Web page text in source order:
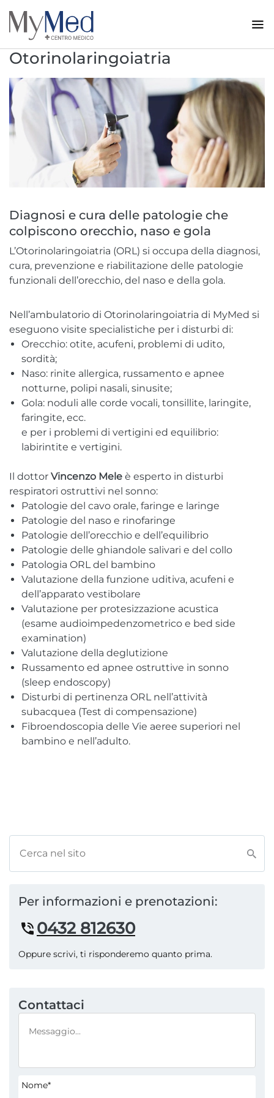
Otorinolaringoiatria
Diagnosi e cura delle patologie che
colpiscono orecchio, naso e gola
L’Otorinolaringoiatria (ORL) si occupa della diagnosi,
cura, prevenzione e riabilitazione delle patologie
funzionali dell’orecchio, del naso e della gola.
Nell’ambulatorio di Otorinolaringoiatria di MyMed si
eseguono visite specialistiche per i disturbi di:
Orecchio: otite, acufeni, problemi di udito,
sordità;
Naso: rinite allergica, russamento e apnee
notturne, polipi nasali, sinusite;
Gola: noduli alle corde vocali, tonsillite, laringite,
faringite, ecc.
e per i problemi di vertigini ed equilibrio:
labirintite e vertigini.
Il dottor Vincenzo Mele è esperto in disturbi
respiratori ostruttivi nel sonno:
Patologie del cavo orale, faringe e laringe
Patologie del naso e rinofaringe
Patologie dell’orecchio e dell’equilibrio
Patologie delle ghiandole salivari e del collo
Patologia ORL del bambino
Valutazione della funzione uditiva, acufeni e
dell’apparato vestibolare
Valutazione per protesizzazione acustica
(esame audioimpedenzometrico e bed side
examination)
Valutazione della deglutizione
Russamento ed apnee ostruttive in sonno
(sleep endoscopy)
Disturbi di pertinenza ORL nell’attività
subacquea (Test di compensazione)
Fibroendoscopia delle Vie aeree superiori nel
bambino e nell’adulto.
Per informazioni e prenotazioni:
0432 812630
Oppure scrivi, ti risponderemo quanto prima.
Contattaci
Nome*